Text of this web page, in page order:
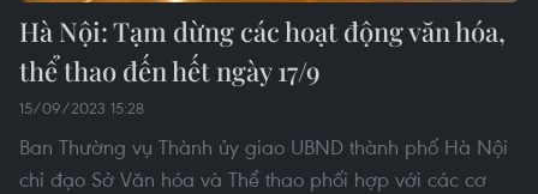
Hà Nội: Tạm dừng các hoạt động văn hóa,
thể thao đến hết ngày 17/9
15/09/2023 15:28
Ban Thường vụ Thành ủy giao UBND thành phố Hà Nội
chỉ đạo Sở Văn hóa và Thể thao phối hợp với các cơ